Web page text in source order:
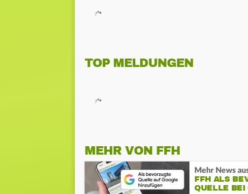
TOP MELDUNGEN
MEHR VON FFH
Mehr News
FFH ALS
QUELLE BEI